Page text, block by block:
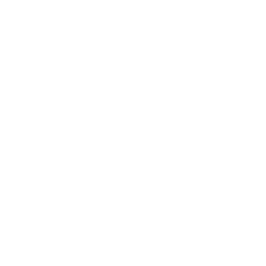
了承ください。
をご了承くださ
です。
ず変更すること
) : 1000ppm、
、